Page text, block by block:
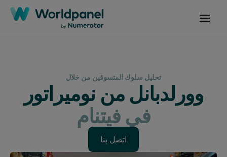
تحليل سلوك المتسوقين من خلال
وورلدبانل من نوميراتور
في فيتنام
اتصل بنا
اتصل بنا